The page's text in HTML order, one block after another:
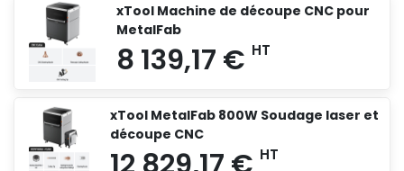
xTool Machine de découpe CNC pour
MetalFab
xTool MetalFab 800W Soudage laser et
découpe CNC